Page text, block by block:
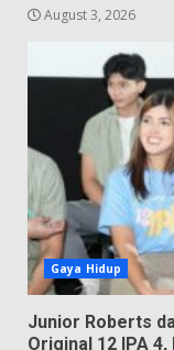
August 3, 2026
Gaya Hidup
Junior Roberts
Original 12 IPA